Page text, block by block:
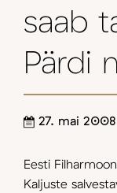
saab
Pärdi
27. mai
Eesti
Kaljuste